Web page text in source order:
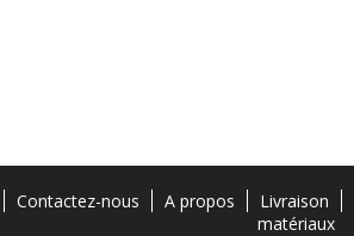
Contactez-nous A propos Livraison
matériaux